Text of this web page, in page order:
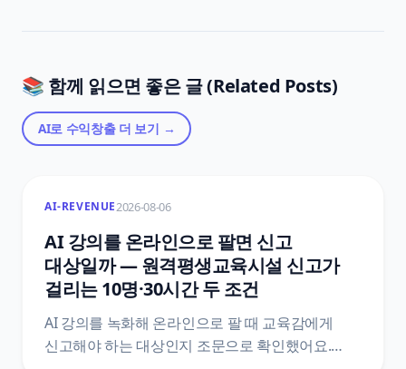
📚 함께 읽으면 좋은 글 (Related Posts)
AI로 수익창출더 보기 →
AI-REVENUE2026-08-06
AI 강의를 온라인으로 팔면 신고
대상일까 — 원격평생교육시설 신고가
걸리는 10명·30시간 두 조건
AI 강의를 녹화해 온라인으로 팔 때 교육감에게
신고해야 하는 대상인지 조문으로 확인했어요.